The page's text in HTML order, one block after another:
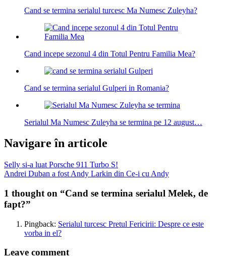
Cand se termina serialul turcesc Ma Numesc Zuleyha?
Cand incepe sezonul 4 din Totul Pentru Familia Mea?
Cand se termina serialul Gulperi in Romania?
Serialul Ma Numesc Zuleyha se termina pe 12 august…
Navigare în articole
Selly si-a luat Porsche 911 Turbo S!
Andrei Duban a fost Andy Larkin din Ce-i cu Andy
1 thought on “Cand se termina serialul Melek, de
fapt?”
Pingback: Serialul turcesc Pretul Fericirii: Despre ce este
vorba in el?
Leave comment